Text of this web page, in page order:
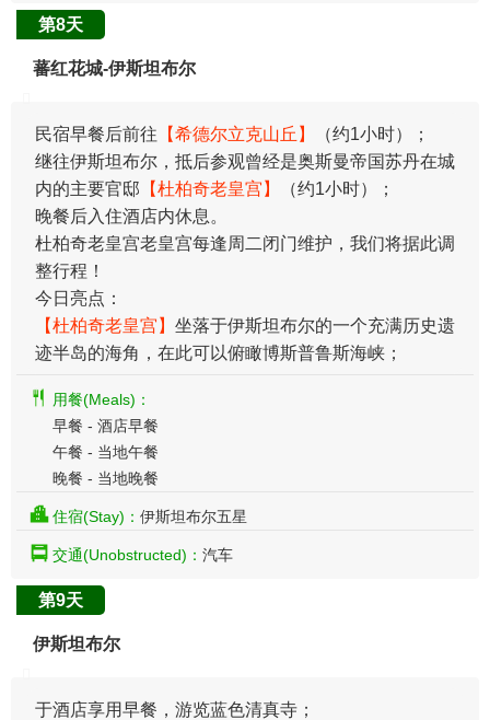
第8天
蕃红花城-伊斯坦布尔
民宿早餐后前往 【希德尔立克山丘】
（约1小时）；
继往伊斯坦布尔，抵后参观曾经是奥斯曼帝国苏丹在城
内的主要官邸 【杜柏奇老皇宫】
（约1小时）；
晚餐后入住酒店内休息。
杜柏奇老皇宫老皇宫每逢周二闭门维护，我们将据此调
整行程！
今日亮点：
【杜柏奇老皇宫】 坐落于伊斯坦布尔的一个充满历史遗
迹半岛的海角，在此可以俯瞰博斯普鲁斯海峡；
用餐(Meals)：
早餐 - 酒店早餐
午餐 - 当地午餐
晚餐 - 当地晚餐
住宿(Stay)： 伊斯坦布尔五星
交通(Unobstructed)： 汽车
第9天
伊斯坦布尔
于酒店享用早餐，游览蓝色清真寺；